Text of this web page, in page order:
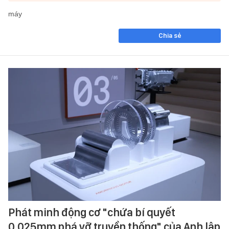
máy
Chia sẻ
Phát minh động cơ "chứa bí quyết